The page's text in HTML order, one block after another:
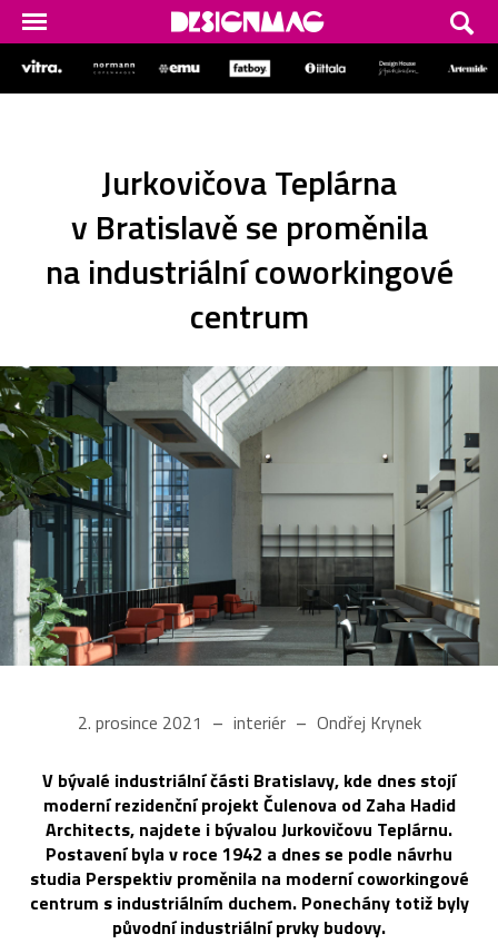
Jurkovičova Teplárna
v Bratislavě se proměnila
na industriální coworkingové
centrum
2. prosince 2021 interiér Ondřej Krynek
V bývalé industriální části Bratislavy, kde dnes stojí
moderní rezidenční projekt Čulenova od Zaha Hadid
Architects, najdete i bývalou Jurkovičovu Teplárnu.
Postavení byla v roce 1942 a dnes se podle návrhu
studia Perspektiv proměnila na moderní coworkingové
centrum s industriálním duchem. Ponechány totiž byly
původní industriální prvky budovy.